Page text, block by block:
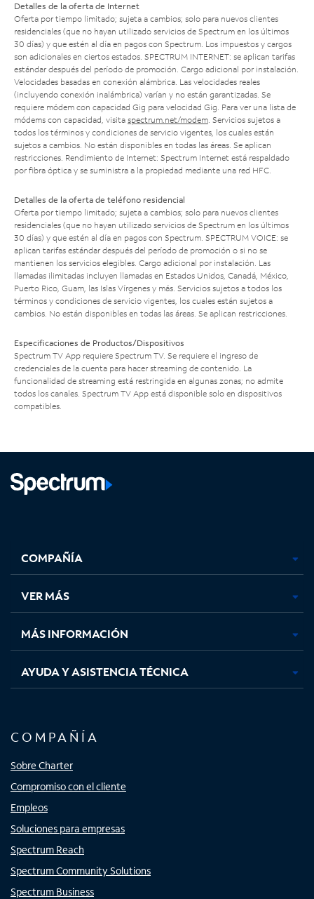
Detalles de la oferta de Internet
Oferta por tiempo limitado; sujeta a cambios; solo para nuevos clientes
residenciales (que no hayan utilizado servicios de Spectrum en los últimos
30 días) y que estén al día en pagos con Spectrum. Los impuestos y cargos
son adicionales en ciertos estados. SPECTRUM INTERNET: se aplican tarifas
estándar después del período de promoción. Cargo adicional por instalación.
Velocidades basadas en conexión alámbrica. Las velocidades reales
(incluyendo conexión inalámbrica) varían y no están garantizadas. Se
requiere módem con capacidad Gig para velocidad Gig. Para ver una lista de
módems con capacidad, visita spectrum.net/modem. Servicios sujetos a
todos los términos y condiciones de servicio vigentes, los cuales están
sujetos a cambios. No están disponibles en todas las áreas. Se aplican
restricciones. Rendimiento de Internet: Spectrum Internet está respaldado
por fibra óptica y se suministra a la propiedad mediante una red HFC.
Detalles de la oferta de teléfono residencial
Oferta por tiempo limitado; sujeta a cambios; solo para nuevos clientes
residenciales (que no hayan utilizado servicios de Spectrum en los últimos
30 días) y que estén al día en pagos con Spectrum. SPECTRUM VOICE: se
aplican tarifas estándar después del período de promoción o si no se
mantienen los servicios elegibles. Cargo adicional por instalación. Las
llamadas ilimitadas incluyen llamadas en Estados Unidos, Canadá, México,
Puerto Rico, Guam, las Islas Vírgenes y más. Servicios sujetos a todos los
términos y condiciones de servicio vigentes, los cuales están sujetos a
cambios. No están disponibles en todas las áreas. Se aplican restricciones.
Especificaciones de Productos/Dispositivos
Spectrum TV App requiere Spectrum TV. Se requiere el ingreso de
credenciales de la cuenta para hacer streaming de contenido. La
funcionalidad de streaming está restringida en algunas zonas; no admite
todos los canales. Spectrum TV App está disponible solo en dispositivos
compatibles.
abre
en
pestaña
nueva
abre
en
pestaña
nueva
abre
en
pestaña
nueva
en
nueva
COMPAÑÍA
VER MÁS
MÁS INFORMACIÓN
AYUDA Y ASISTENCIA TÉCNICA
COMPAÑÍA
Sobre Charter
Compromiso con el cliente
Empleos
Soluciones para empresas
Spectrum Reach
Spectrum Community Solutions
Spectrum Business